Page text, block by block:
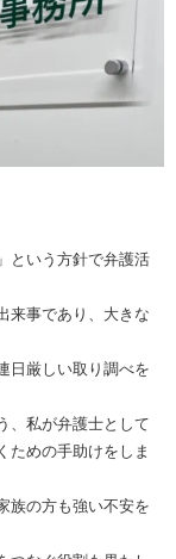
という方針で弁護活
来事であり、大きな
日厳しい取り調べを
、私が弁護士として
ための手助けをしま
族の方も強い不安を